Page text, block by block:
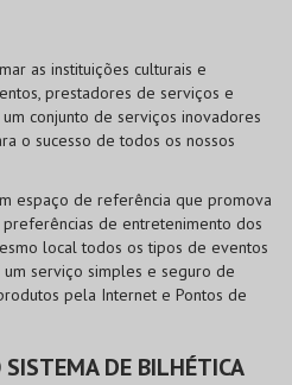
as instituições culturais e
prestadores de serviços e
conjunto de serviços inovadores
o sucesso de todos os nossos
espaço de referência que promova
de entretenimento dos
local todos os tipos de eventos
serviço simples e seguro de
pela Internet e Pontos de
SISTEMA DE BILHÉTICA